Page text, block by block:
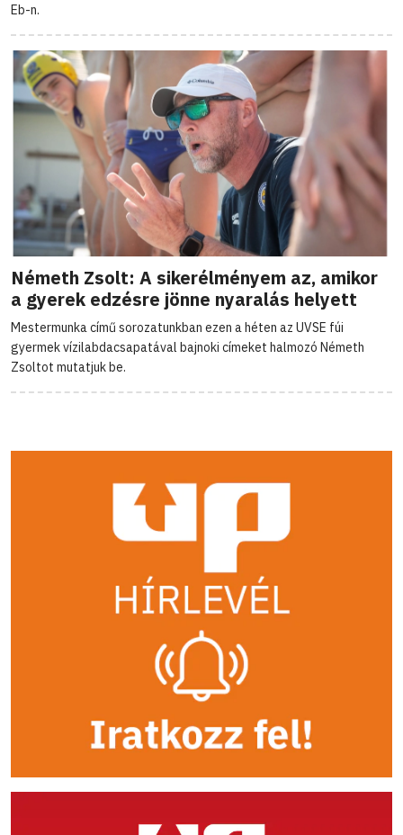
Eb-n.
Németh Zsolt: A sikerélményem az, amikor
a gyerek edzésre jönne nyaralás helyett
Mestermunka című sorozatunkban ezen a héten az UVSE fúi
gyermek vízilabdacsapatával bajnoki címeket halmozó Németh
Zsoltot mutatjuk be.